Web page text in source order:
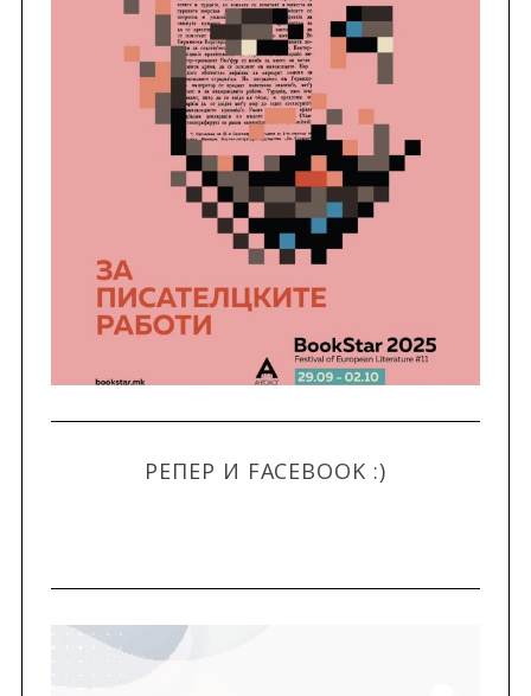
РЕПЕР И FACEBOOK :)